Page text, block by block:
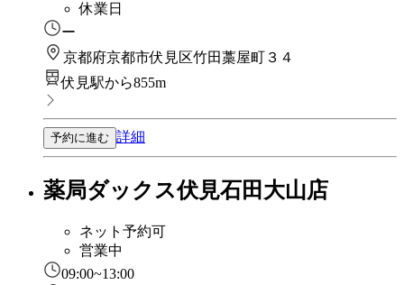
休業日
ー
京都府京都市伏見区竹田藁屋町３４
伏見駅から855m
予約に進む 詳細
薬局ダックス伏見石田大山店
ネット予約可
営業中
09:00~13:00